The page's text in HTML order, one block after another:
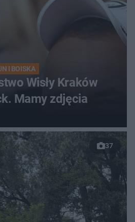
I BOISKA
Wisły Kraków
Mamy zdjęcia
37